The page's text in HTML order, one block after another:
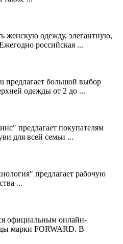
женскую одежду, элегантную,
российская ...
предлагает большой выбор
одежды от 2 до ...
предлагает покупателям
для всей семьи ...
предлагает рабочую
...
официальным онлайн-
марки FORWARD. В